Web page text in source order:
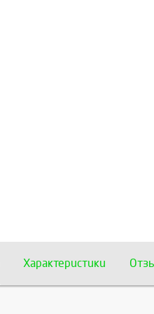
Характеристики